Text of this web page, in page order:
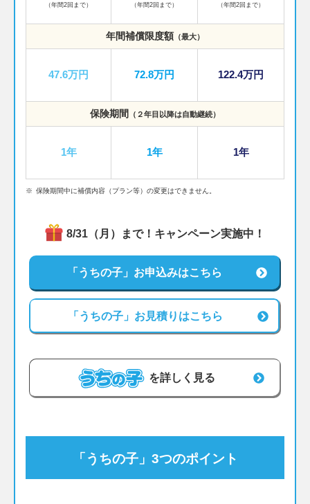
（年間2回まで）
（年間2回まで）
（年間2回まで）
年間補償限度額 （最大）
47.6万円 72.8万円 122.4万円
保険期間 （２年目以降は自動継続）
1年 1年 1年
※ 保険期間中に補償内容（プラン等）の変更はできません。
8/31（月）まで！キャンペーン実施中！
「うちの子」お申込みはこちら
「うちの子」お見積りはこちら
うちの子
を詳しく見る
「うちの子」3つのポイント